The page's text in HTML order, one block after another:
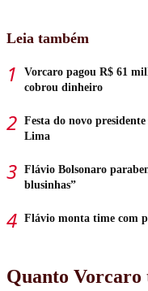
Leia também
Vorcaro pagou R$ 61
cobrou dinheiro
Festa do novo
Lima
Flávio Bolsonaro
blusinhas”
Flávio monta time com
Quanto Vorcaro